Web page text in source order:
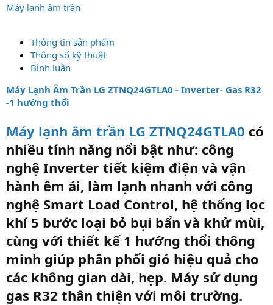
Máy lạnh âm trần
Thông tin sản phẩm
Thông số kỹ thuật
Bình luận
Máy Lạnh Âm Trần LG ZTNQ24GTLA0 - Inverter- Gas R32
-1 hướng thổi
Máy lạnh âm trần LG ZTNQ24GTLA0 có
nhiều tính năng nổi bật như: công
nghệ Inverter tiết kiệm điện và vận
hành êm ái, làm lạnh nhanh với công
nghệ Smart Load Control, hệ thống lọc
khí 5 bước loại bỏ bụi bẩn và khử mùi,
cùng với thiết kế 1 hướng thổi thông
minh giúp phân phối gió hiệu quả cho
các không gian dài, hẹp. Máy sử dụng
gas R32 thân thiện với môi trường.